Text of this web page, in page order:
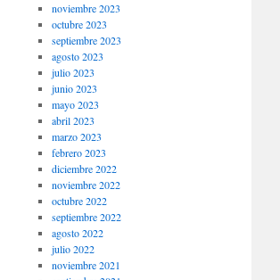
noviembre 2023
octubre 2023
septiembre 2023
agosto 2023
julio 2023
junio 2023
mayo 2023
abril 2023
marzo 2023
febrero 2023
diciembre 2022
noviembre 2022
octubre 2022
septiembre 2022
agosto 2022
julio 2022
noviembre 2021